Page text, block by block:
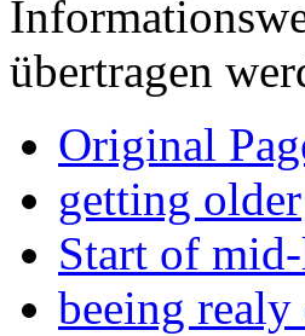
übertragen
Original
getting older
Start of
beeing realy